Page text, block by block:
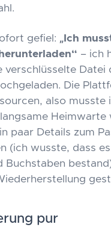
gefiel: „Ich
– ich
verschlüsselte Datei
Die
also musste
Heimwarte
paar Details zum
(ich wusste, dass
Buchstaben
pur